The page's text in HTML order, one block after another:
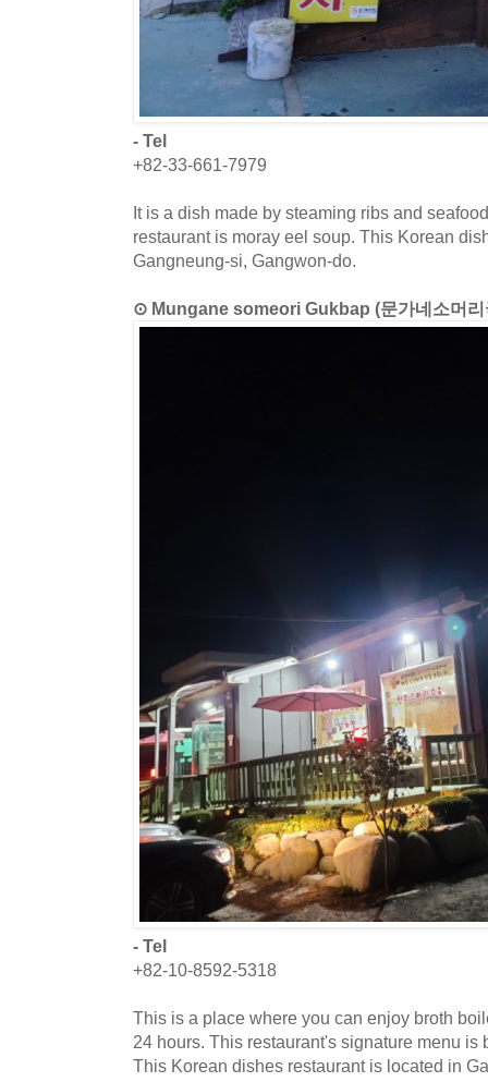
- Tel
+82-33-661-7979
It is a dish made by steaming ribs and
restaurant is moray eel soup. This Korean
Gangneung-si, Gangwon-do.
⊙ Mungane someori Gukbap (문가네소머리
- Tel
+82-10-8592-5318
This is a place where you can enjoy broth
24 hours. This restaurant's signature menu is
This Korean dishes restaurant is located in